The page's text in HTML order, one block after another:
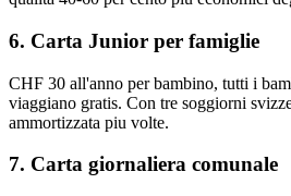
6. Carta Junior per famiglie
CHF 30 all'anno per bambino, tutti i
viaggiano gratis. Con tre soggiorni
ammortizzata piu volte.
7. Carta giornaliera comunale